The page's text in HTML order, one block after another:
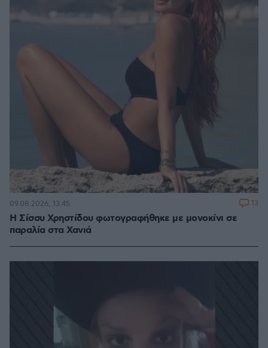
Η Σίσσυ Χρηστίδου φωτογραφήθηκε με μονοκίνι σε
παραλία στα Χανιά
09.08.2026, 13:45 13